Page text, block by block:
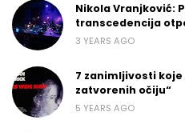
Nikola Vranjković:
transcedencija
3 YEARS AGO
7 zanimljivosti
zatvorenih očiju“
5 YEARS AGO